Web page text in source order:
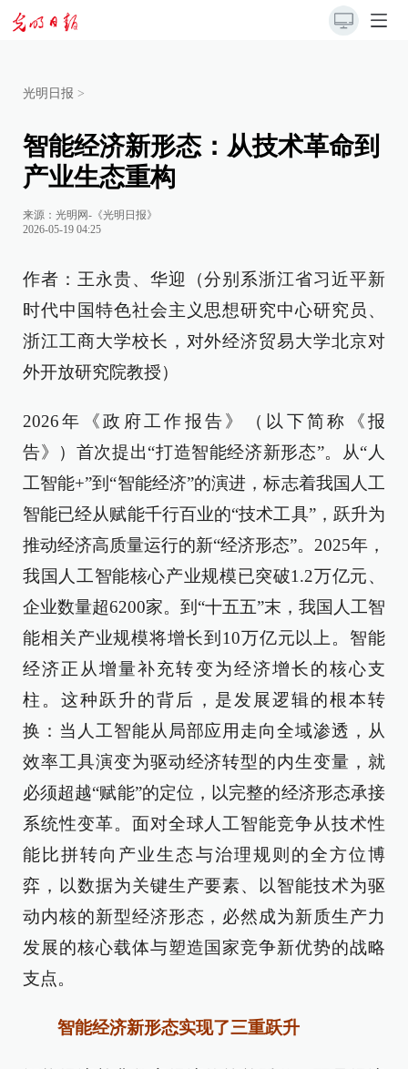
光明日报 >
智能经济新形态：从技术革命到
产业生态重构
来源： 光明网-《光明日报》
2026-05-19 04:25
作者：王永贵、华迎（分别系浙江省习近平新
时代中国特色社会主义思想研究中心研究员、
浙江工商大学校长，对外经济贸易大学北京对
外开放研究院教授）
2026年《政府工作报告》（以下简称《报
告》）首次提出“打造智能经济新形态”。从“人
工智能+”到“智能经济”的演进，标志着我国人工
智能已经从赋能千行百业的“技术工具”，跃升为
推动经济高质量运行的新“经济形态”。2025年，
我国人工智能核心产业规模已突破1.2万亿元、
企业数量超6200家。到“十五五”末，我国人工智
能相关产业规模将增长到10万亿元以上。智能
经济正从增量补充转变为经济增长的核心支
柱。这种跃升的背后，是发展逻辑的根本转
换：当人工智能从局部应用走向全域渗透，从
效率工具演变为驱动经济转型的内生变量，就
必须超越“赋能”的定位，以完整的经济形态承接
系统性变革。面对全球人工智能竞争从技术性
能比拼转向产业生态与治理规则的全方位博
弈，以数据为关键生产要素、以智能技术为驱
动内核的新型经济形态，必然成为新质生产力
发展的核心载体与塑造国家竞争新优势的战略
支点。
智能经济新形态实现了三重跃升